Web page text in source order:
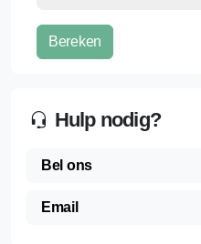
Bereken
Hulp nodig?
Bel ons
Email